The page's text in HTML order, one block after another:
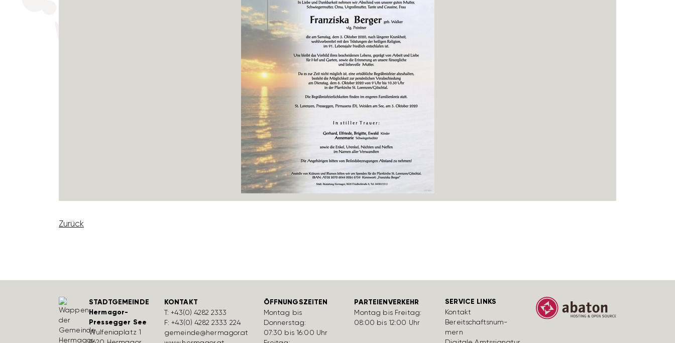
Zurück
STADTGEMEINDE
Hermagor-
Pressegger See
Wulfe­nia­platz 1
KONTAKT
T:+43(0) 4282 2333
F: +43(0) 4282 2333 224
gemeinde@hermagor.at
ÖFFNUNGSZEITEN
Montag bis
Donnerstag:
07:30 bis 16:00 Uhr
PARTEIENVERKEHR
Montag bis Freitag:
08:00 bis 12:00 Uhr
SERVICE LINKS
Kontakt
Bereit­schafts­num­
mern